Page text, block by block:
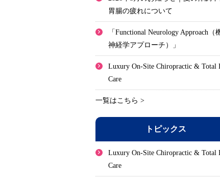
胃腸の疲れについて
「Functional Neurology Approach（
神経学アプローチ）」
Luxury On-Site Chiropractic & Total
Care
一覧はこちら >
トピックス
Luxury On-Site Chiropractic & Total
Care